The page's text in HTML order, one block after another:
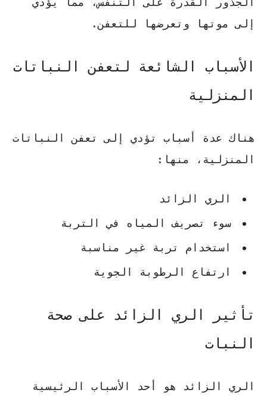
إلى موتها وتعرضها للتعفن.
الأسباب الشائعة لتعفن النباتات
المنزلية
هناك عدة أسباب تؤدي إلى تعفن النباتات
المنزلية، منها:
الري الزائد
سوء تصريف المياه في التربة
استخدام تربة غير مناسبة
ارتفاع الرطوبة الجوية
تأثير الري الزائد على صحة
النبات
الري الزائد هو أحد الأسباب الرئيسية